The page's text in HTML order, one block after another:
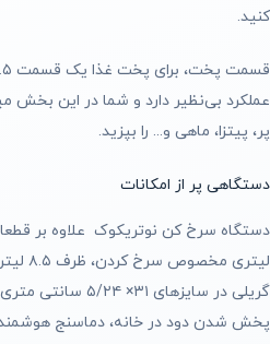
کنید.
عملکرد بی‌نظیر دارد و شما در این بخش
پر، پیتزا، ماهی و... را بپزید.
دستگاهی پر از امکانات
گریلی در سایزهای
پخش شدن دود در خانه، دماسنج